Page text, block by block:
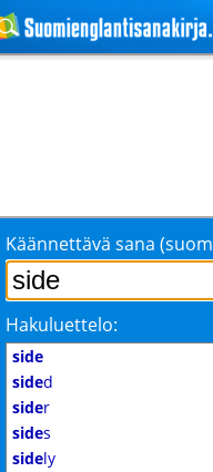
Käännettävä sana
Hakuluettelo:
side
sided
sider
sides
sidely